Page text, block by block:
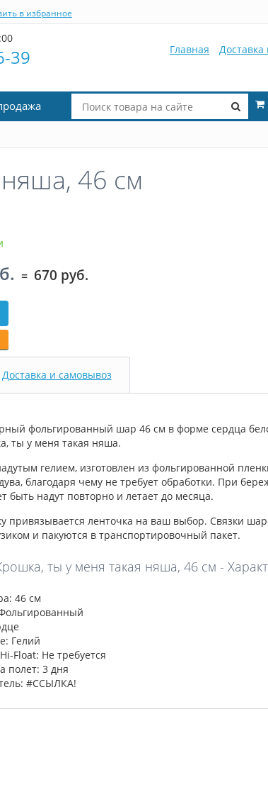
в избранное
39 Главная Доставка
46 см
= 670 руб.
Доставка и самовывоз
фольгированный шар 46 см в форме сердца
ты у меня такая няша.
гелием, изготовлен из фольгированной
благодаря чему не требует обработки. При
быть надут повторно и летает до месяца.
привязывается ленточка на ваш выбор. Связки
и пакуются в транспортировочный пакет.
ты у меня такая няша, 46 см -
46 см
Гелий
Float: Не требуется
полет: 3 дня
#ССЫЛКА!